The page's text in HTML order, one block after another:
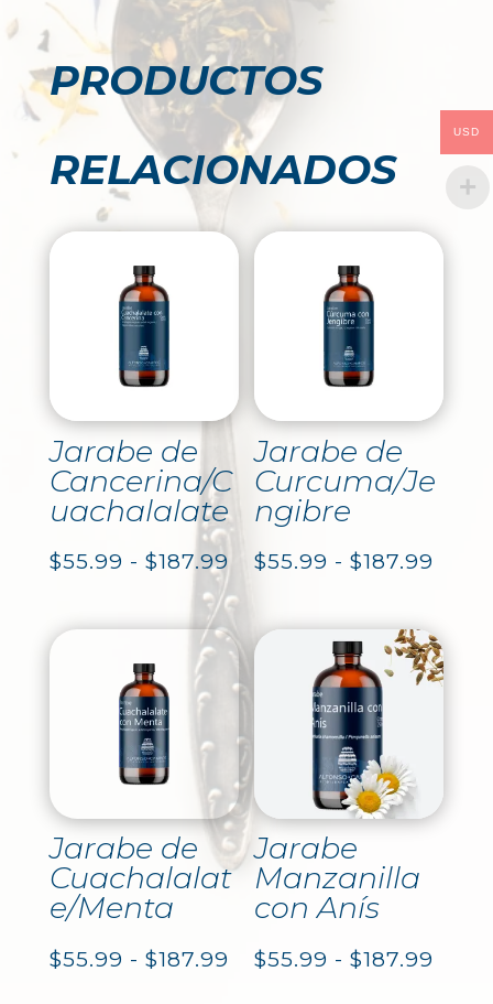
PRODUCTOS
RELACIONADOS
Jarabe de
Cancerina/C
uachalalate
$55.99 - $187.99 Rango
de
precios:
desde
$55.99
hasta
$187.99
Jarabe de
Curcuma/Je
ngibre
$55.99 - $187.99
Jarabe de
Cuachalalat
e/Menta
$55.99 - $187.99 Rango
Jarabe
Manzanilla
con Anís
$55.99 - $187.99
USD